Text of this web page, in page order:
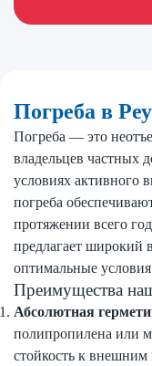
Погреба в
Погреба — это
владельцев частных
условиях активного
погреба
протяжении всего
предлагает широкий
оптимальные
Преимущества
Абсолютная
полипропилена или
стойкость к внешним